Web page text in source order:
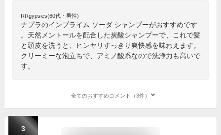
RRgypsies(60代・男性)
ナプラのインプライム ソーダ シャンプーがおすすめです
。天然メントールを配合した炭酸シャンプーで、これで髪
と頭皮を洗うと、ヒンヤリすっきり爽快感を味わえます。
クリーミーな泡立ちで、アミノ酸系なので洗浄力も高いで
す。
全てのおすすめコメント（3件）
3